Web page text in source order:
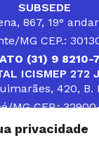
privacidade
SUBSEDE
867, 19°
MG CEP.:
(31) 9 8210-
ICISMEP 272
420, B.
MG CEP.:
4400 ou